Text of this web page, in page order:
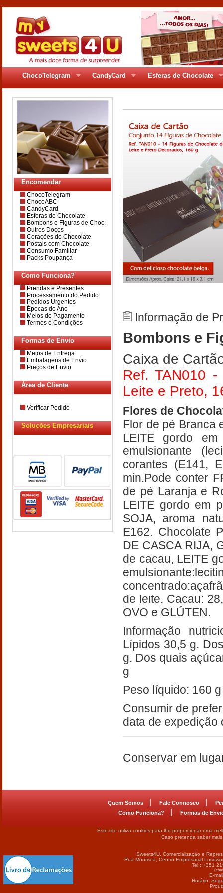
ChocoTelegram CandyCard Esferas de Chocolate
Encomendar
ChocoTelegram
ChocoABC
CandyCard
Esferas de Chocolate
Bombons e Figuras de Choc.
Outros Doces
Corações de Chocolate
Postais com Chocolate
Consumo Familiar
Packs Poupança
Como Funciona?
Prendas e Presentes
Processamento do Pedido
Pedidos Urgentes
Épocas do Ano
Meios de Pagamento
Termos e Condições
Formas de Envio
Meios de Entrega
Embalagens de Envio
Preços de Envio
Área de Cliente
Verificar Pedido
Soluções Empresariais
Informação de
Bombons e
Caixa de
Ref. TAN010
Leite e Preto,
Flores de
Flor de pé Branca
LEITE gordo
emulsionante
corantes (E141,
min.Pode conter
de pé Laranja e
LEITE gordo em
SOJA, aroma
E162. Chocolate
DE CASCA RIJA,
de cacau, LEITE
de leite. Cacau:
OVO e GLÚTEN.
Informação
Lípidos 30,5 g.
g. Dos quais
g
Peso líquido: 160 g
Consumir de
data de expedição
Conservar em
Quem Somos Fale Connosco
Como Funciona?
Formas de
Este site utiliza cookies para lhe proporcionar uma
Caso pretenda saber
Sweets4U, Comercialização e
Rua Mourisca, Centro Empresarial
Tel.: +351
E-
Horário: